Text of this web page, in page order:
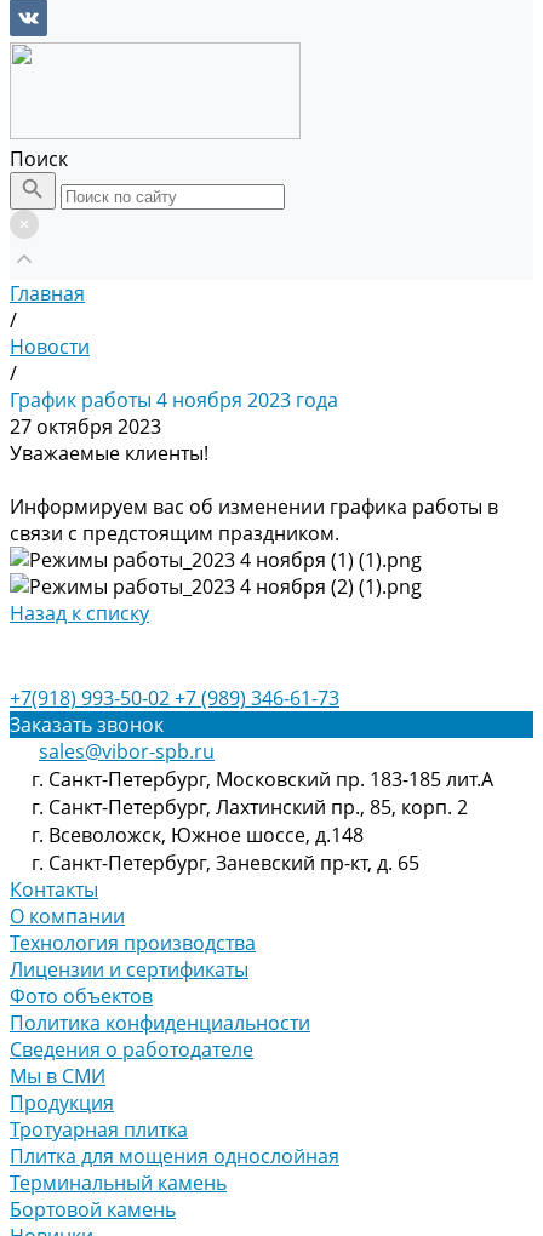
Поиск
Главная
/
Новости
/
График работы 4 ноября 2023 года
27 октября 2023
Уважаемые клиенты!
Информируем вас об изменении графика работы в
связи с предстоящим праздником.
Назад к списку
+7(918) 993-50-02+7 (989) 346-61-73
Заказать звонок
sales@vibor-spb.ru
г. Санкт-Петербург, Московский пр. 183-185 лит.А
г. Санкт-Петербург, Лахтинский пр., 85, корп. 2
г. Всеволожск, Южное шоссе, д.148
г. Санкт-Петербург, Заневский пр-кт, д. 65
Контакты
О компании
Технология производства
Лицензии и сертификаты
Фото объектов
Политика конфиденциальности
Сведения о работодателе
Мы в СМИ
Продукция
Тротуарная плитка
Плитка для мощения однослойная
Терминальный камень
Бортовой камень